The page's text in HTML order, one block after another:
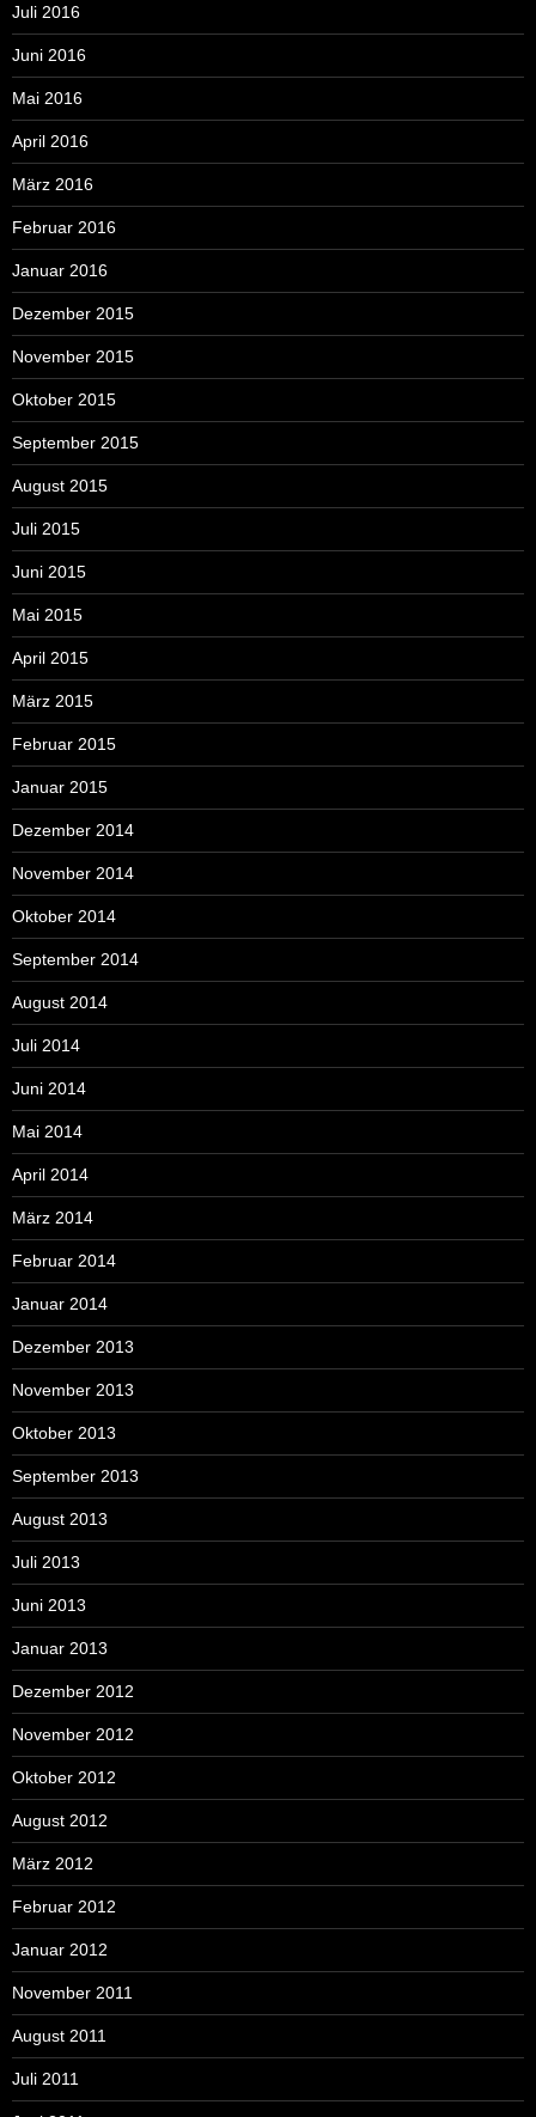
Juli 2016
Juni 2016
Mai 2016
April 2016
März 2016
Februar 2016
Januar 2016
Dezember 2015
November 2015
Oktober 2015
September 2015
August 2015
Juli 2015
Juni 2015
Mai 2015
April 2015
März 2015
Februar 2015
Januar 2015
Dezember 2014
November 2014
Oktober 2014
September 2014
August 2014
Juli 2014
Juni 2014
Mai 2014
April 2014
März 2014
Februar 2014
Januar 2014
Dezember 2013
November 2013
Oktober 2013
September 2013
August 2013
Juli 2013
Juni 2013
Januar 2013
Dezember 2012
November 2012
Oktober 2012
August 2012
März 2012
Februar 2012
Januar 2012
November 2011
August 2011
Juli 2011